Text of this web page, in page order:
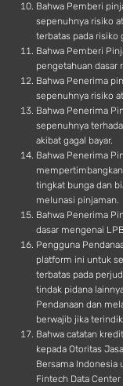
Bahwa Pemberi
sepenuhnya risiko
terbatas pada risiko
Bahwa Pemberi
pengetahuan dasar
Bahwa Penerima
sepenuhnya risiko
Bahwa Penerima
sepenuhnya
akibat gagal bayar.
Bahwa Penerima
tingkat bunga dan
melunasi pinjaman.
Bahwa Penerima
dasar mengenai
Pengguna
platform ini untuk
terbatas pada
tindak pidana
Pendanaan dan
berwajib jika
Bahwa catatan
kepada Otoritas
Bersama Indonesia
Fintech Data